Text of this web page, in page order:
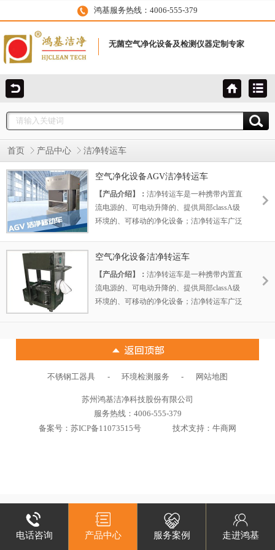
鸿基服务热线：4006-555-379
无菌空气净化设备及检测仪器定制专家
首页 产品中心 洁净转运车
空气净化设备AGV洁净转运车
【产品介绍】： 洁净转运车是一种携带内置直
流电源的、可电动升降的、提供局部classA级
环境的、可移动的净化设备；洁净转运车广泛
（RABS）对接，保证胶塞在classA级区装载和
转运。
空气净化设备洁净转运车
【产品介绍】： 洁净转运车是一种携带内置直
流电源的、可电动升降的、提供局部classA级
环境的、可移动的净化设备；洁净转运车广泛
（RABS）对接，保证胶塞在classA级区装载和
转运。
不锈钢工器具 - 环境检测服务 - 网站地图
苏州鸿基洁净科技股份有限公司
服务热线：4006-555-379
备案号：苏ICP备11073515号 技术支持：牛商网
电话咨询 产品中心 服务案例 走进鸿基